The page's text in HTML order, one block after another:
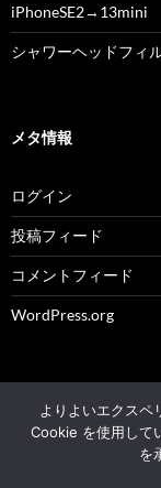
iPhoneSE2→13mini
シャワーヘッドフィ
メタ情報
ログイン
投稿フィード
コメントフィード
WordPress.org
© 2004 - 2026 NK's
よりよいエクスペ
Cookie を使用して
を